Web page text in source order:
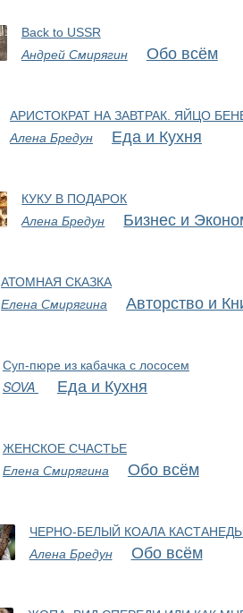
Back to USSR
Андрей Смирягин Обо всём
АРИСТОКРАТ НА ЗАВТРАК. ЯЙЦО
Алена Бредун Еда и Кухня
КУКУ В ПОДАРОК
Алена Бредун Бизнес и
АТОМНАЯ СКАЗКА
Елена Смирягина Авторство и
Суп-пюре из кабачка с лососем
SOVA Еда и Кухня
ЖЕНСКОЕ СЧАСТЬЕ
Елена Смирягина Обо всём
ЧЕРНО-БЕЛЫЙ КОАЛА
Алена Бредун Обо всём